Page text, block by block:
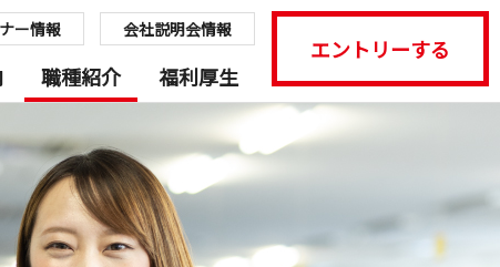
ー情報 会社説明会情報
職種紹介 福利厚生
エントリーする